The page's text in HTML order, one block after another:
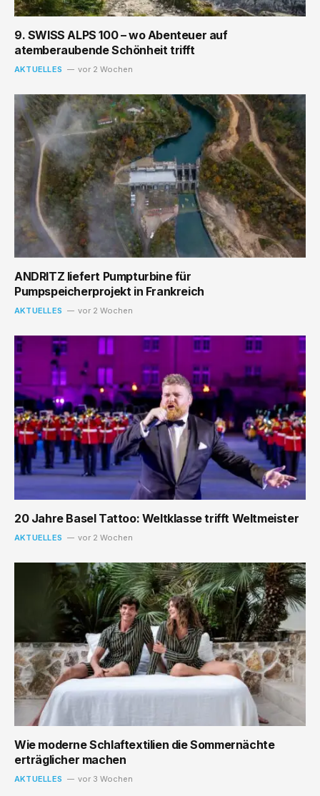
9. SWISS ALPS 100 – wo Abenteuer auf
atemberaubende Schönheit trifft
AKTUELLES vor 2 Wochen
ANDRITZ liefert Pumpturbine für
Pumpspeicherprojekt in Frankreich
AKTUELLES vor 2 Wochen
20 Jahre Basel Tattoo: Weltklasse trifft Weltmeister
AKTUELLES vor 2 Wochen
Wie moderne Schlaftextilien die Sommernächte
erträglicher machen
AKTUELLES vor 3 Wochen